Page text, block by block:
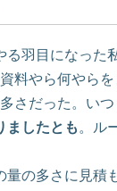
羽目になった
料やら何やら
だった。いつ
ましたとも 。ル
の多さに見積